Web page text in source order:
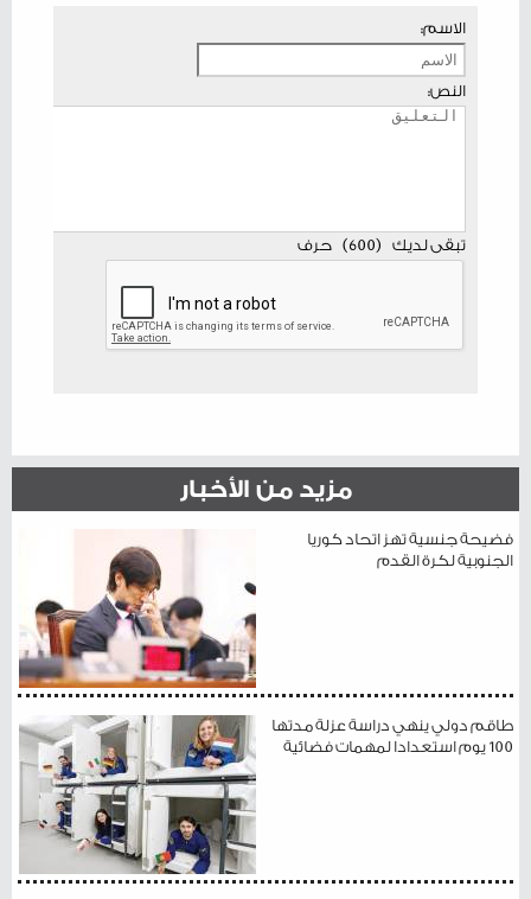
الاسم:
النص:
تبقى لديك (
600
) حرف
مزيد من الأخبار
فضيحة جنسية تهز اتحاد كوريا
الجنوبية لكرة القدم
طاقم دولي ينهي دراسة عزلة مدتها
100 يوم استعدادا لمهمات فضائية